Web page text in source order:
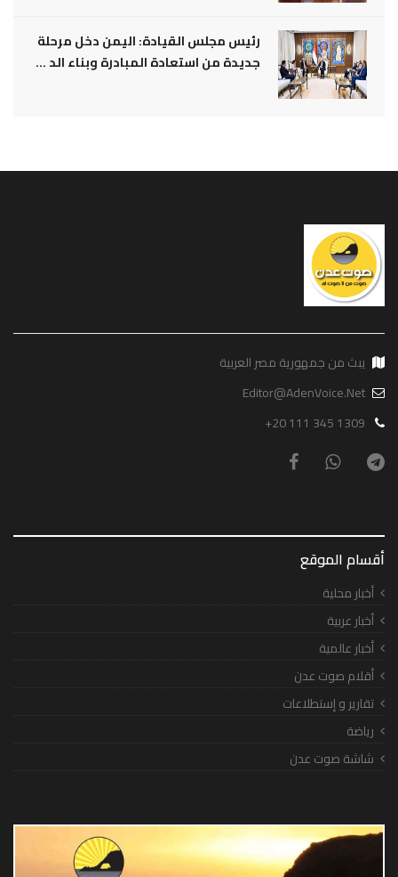
رئيس مجلس القيادة: اليمن دخل مرحلة
جديدة من استعادة المبادرة وبناء الد ...
يبث من جمهورية مصر العربية
Editor@AdenVoice.Net
+20 111 345 1309
أقسام الموقع
أخبار محلية
أخبار عربية
أخبار عالمية
أقلام صوت عدن
تقارير و إستطلاعات
رياضة
شاشة صوت عدن